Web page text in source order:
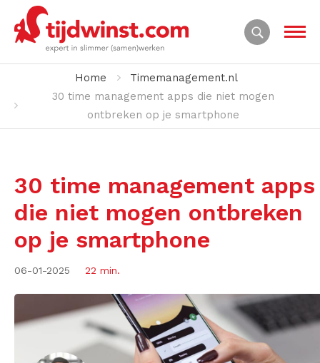
Home
Timemanagement.nl
30 time management apps die niet mogen
ontbreken op je smartphone
30 time management apps
die niet mogen ontbreken
op je smartphone
06-01-2025 22 min.